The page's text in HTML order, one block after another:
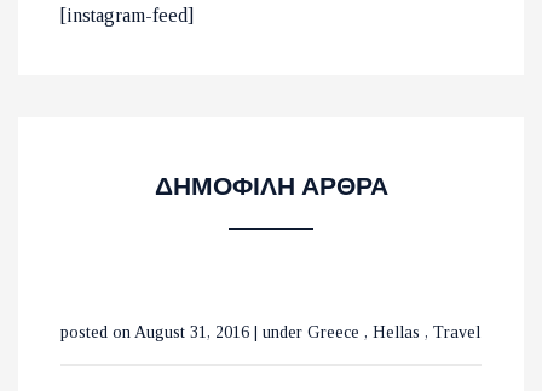
[instagram-feed]
ΔΗΜΟΦΙΛΗ ΑΡΘΡΑ
ΟΙ 10 ΟΜΟΡΦΟΤΕΡΕΣ
posted on August 31, 2016 under Greece , Hellas , Travel
ΟΛΛΑΝΔΙΑ